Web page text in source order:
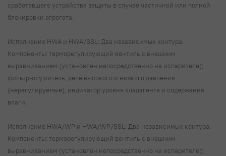
сработавшего устройства защиты в случае частичной или полной
блокировки агрегата.
Исполнение HWA и HWA/SSL: Два независимых контура.
Компоненты: терморегулирующий вентиль с внешним
выравниванием (установлен непосредственно на испарителе);
фильтр-осушитель; реле высокого и низкого давления
(нерегулируемые); индикатор уровня хладагента и содержания
влаги.
Исполнение HWA/WP и HWA/WP/SSL: Два независимых контура.
Компоненты: терморегулирующий вентиль с внешним
выравниванием (установлен непосредственно на испарителе);